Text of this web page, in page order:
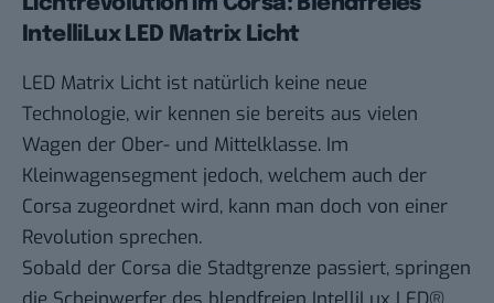
IntelliLux LED Matrix Licht
LED Matrix Licht ist natürlich keine neue
Technologie, wir kennen sie bereits aus vielen
Wagen der Ober- und Mittelklasse. Im
Kleinwagensegment jedoch, welchem auch der
Corsa zugeordnet wird, kann man doch von einer
Revolution sprechen.
Sobald der Corsa die Stadtgrenze passiert, springen